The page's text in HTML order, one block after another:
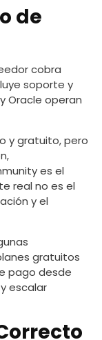
de
cobra
soporte y
Oracle operan
y gratuito, pero
es el
real no es el
y el
gratuitos
pago desde
escalar